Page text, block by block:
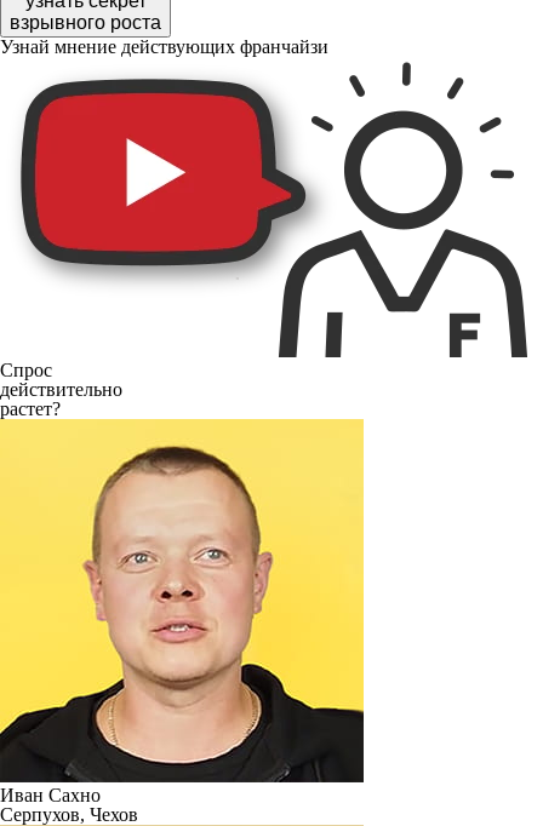
взрывного роста
Узнай мнение действующих франчайзи
Спрос
действительно
растет?
Иван Сахно
Серпухов, Чехов